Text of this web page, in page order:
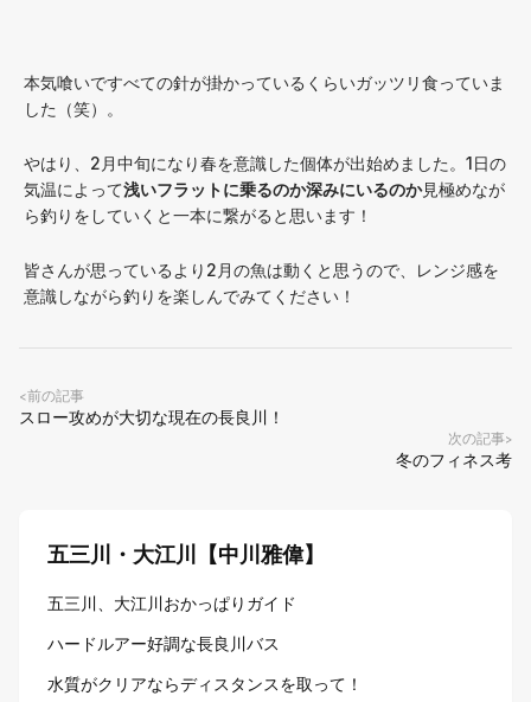
本気喰いですべての針が掛かっているくらいガッツリ食っていま
した（笑）。
やはり、2月中旬になり春を意識した個体が出始めました。1日の
気温によって浅いフラットに乗るのか深みにいるのか見極めなが
ら釣りをしていくと一本に繋がると思います！
皆さんが思っているより2月の魚は動くと思うので、レンジ感を
意識しながら釣りを楽しんでみてください！
<前の記事
スロー攻めが大切な現在の長良川！
次の記事>
冬のフィネス考
五三川・大江川【中川雅偉】
五三川、大江川おかっぱりガイド
ハードルアー好調な長良川バス
水質がクリアならディスタンスを取って！